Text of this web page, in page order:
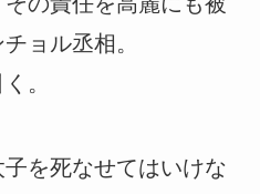
ョル丞相。
。
を死なせてはいけな